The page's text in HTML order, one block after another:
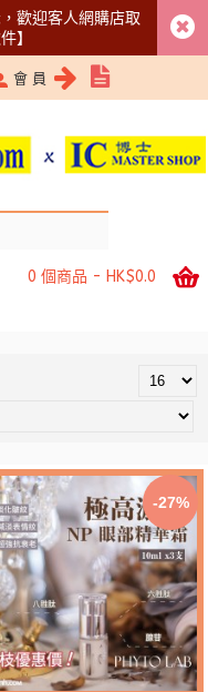
歡迎客人網購店取
】
會 員
0 個商品 - HK$0.0
-27%